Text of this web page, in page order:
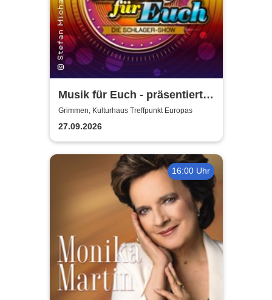
Musik für Euch - präsentiert
von Uta Bresan
Grimmen, Kulturhaus Treffpunkt Europas
27.09.2026
16:00 Uhr